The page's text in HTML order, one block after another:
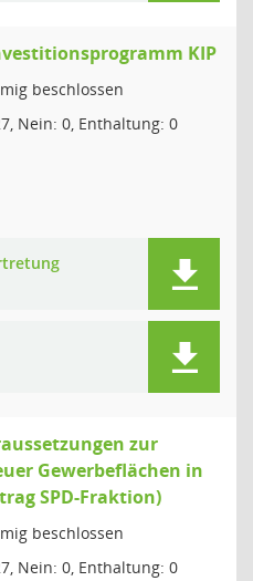
KIP
beschlossen
Nein: 0, Enthaltung: 0
zur
Gewerbeflächen in
SPD-Fraktion)
beschlossen
Nein: 0, Enthaltung: 0